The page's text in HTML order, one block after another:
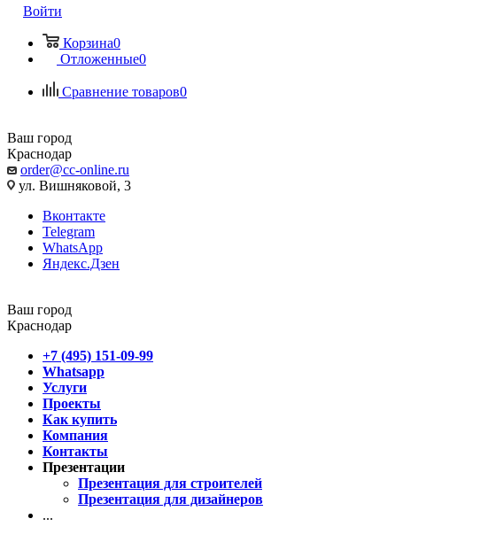
Войти
Корзина0
Отложенные0
Сравнение товаров0
Ваш город
Краснодар
order@cc-online.ru
ул. Вишняковой, 3
Вконтакте
Telegram
WhatsApp
Яндекс.Дзен
Ваш город
Краснодар
+7 (495) 151-09-99
Whatsapp
Услуги
Проекты
Как купить
Компания
Контакты
Презентации
Презентация для строителей
Презентация для дизайнеров
...